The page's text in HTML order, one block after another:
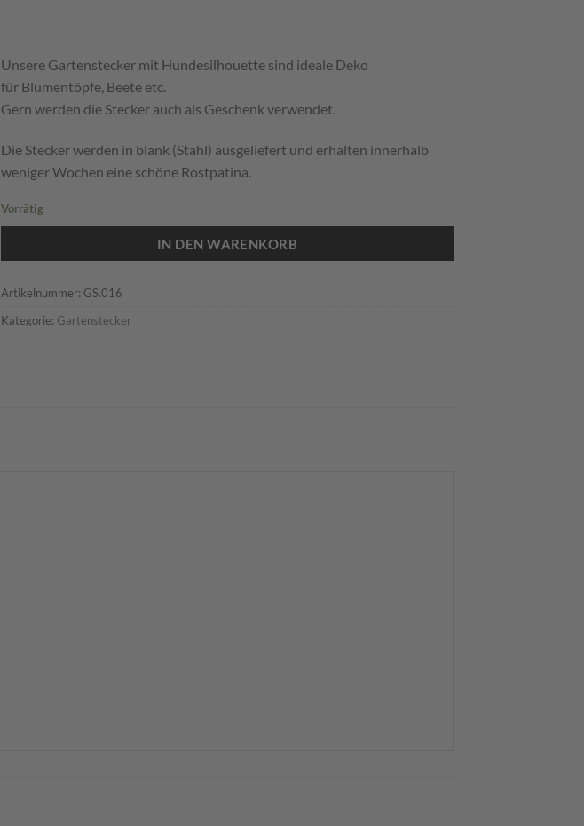
Unsere Gartenstecker mit Hundesilhouette sind ideale Deko
für Blumentöpfe, Beete etc.
Gern werden die Stecker auch als Geschenk verwendet.
Die Stecker werden in blank (Stahl) ausgeliefert und erhalten innerhalb
weniger Wochen eine schöne Rostpatina.
Vorrätig
IN DEN WARENKORB
Artikelnummer: GS.016
Kategorie: Gartenstecker